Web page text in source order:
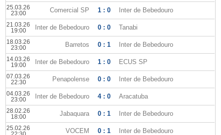
25.03.26
23:00
Comercial SP 1 : 0 Inter de Bebedouro
21.03.26
19:00
Inter de Bebedouro 0 : 0 Tanabi
18.03.26
23:00
Barretos 0 : 1 Inter de Bebedouro
14.03.26
19:00
Inter de Bebedouro 1 : 0 ECUS SP
07.03.26
22:30
Penapolense 0 : 0 Inter de Bebedouro
04.03.26
23:00
Inter de Bebedouro 4 : 0 Aracatuba
28.02.26
18:00
Jabaquara 0 : 1 Inter de Bebedouro
25.02.26
VOCEM 0 : 1 Inter de Bebedouro